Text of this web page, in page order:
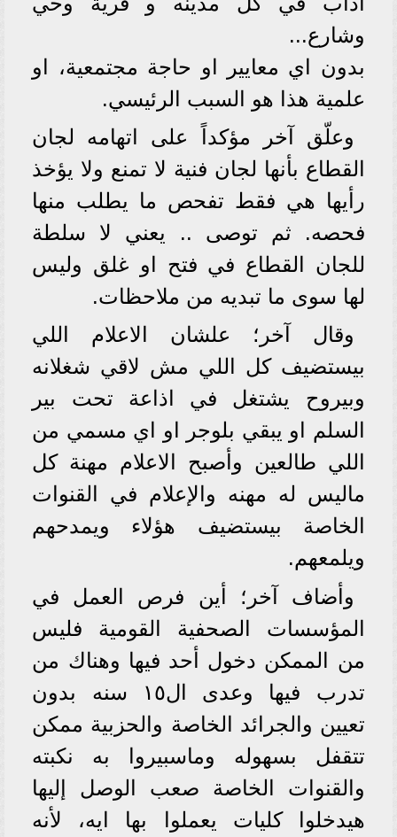
وشارع...
بدون اي معايير او حاجة مجتمعية، او
علمية هذا هو السبب الرئيسي.
وعلّق آخر مؤكداً على اتهامه لجان
القطاع بأنها لجان فنية لا تمنع ولا يؤخذ
رأيها هي فقط تفحص ما يطلب منها
فحصه. ثم توصى .. يعني لا سلطة
للجان القطاع في فتح او غلق وليس
لها سوى ما تبديه من ملاحظات.
وقال آخر؛ علشان الاعلام اللي
بيستضيف كل اللي مش لاقي شغلانه
وبيروح يشتغل في اذاعة تحت بير
السلم او يبقي بلوجر او اي مسمي من
اللي طالعين وأصبح الاعلام مهنة كل
ماليس له مهنه والإعلام في القنوات
الخاصة بيستضيف هؤلاء ويمدحهم
ويلمعهم.
وأضاف آخر؛ أين فرص العمل في
المؤسسات الصحفية القومية فليس
من الممكن دخول أحد فيها وهناك من
تدرب فيها وعدى ال١٥ سنه بدون
تعيين والجرائد الخاصة والحزبية ممكن
تتقفل بسهوله وماسبيروا به نكبته
والقنوات الخاصة صعب الوصل إليها
هيدخلوا كليات يعملوا بها ايه، لأنه